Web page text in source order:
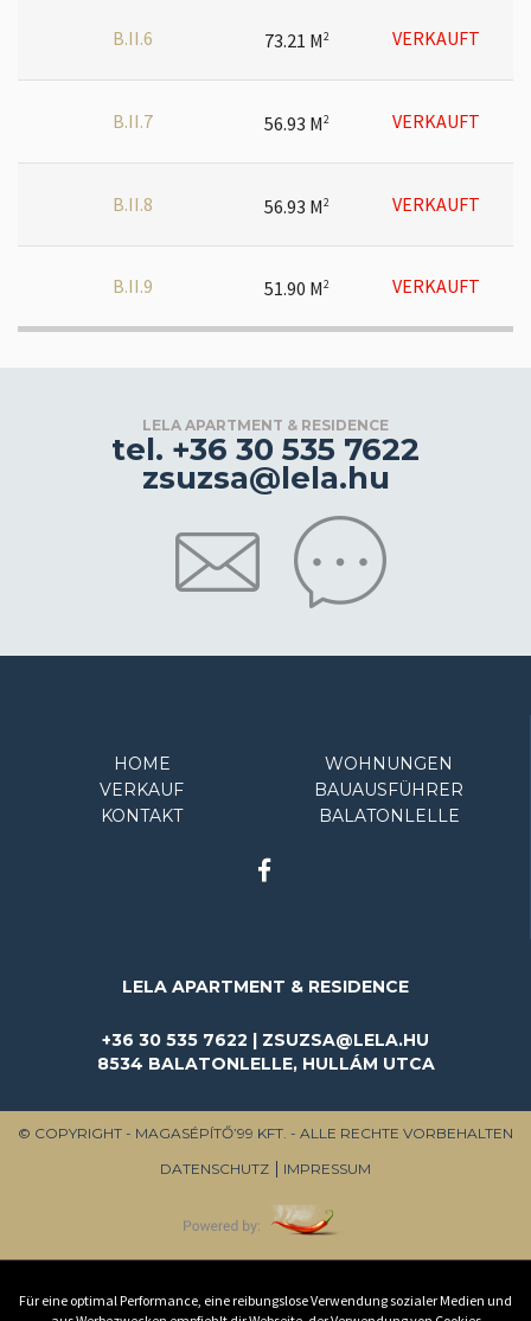
B.II.6 73.21 M2 VERKAUFT
B.II.7 56.93 M2 VERKAUFT
B.II.8 56.93 M2 VERKAUFT
B.II.9 51.90 M2 VERKAUFT
LELA APARTMENT & RESIDENCE
tel. +36 30 535 7622
zsuzsa@lela.hu
HOME
WOHNUNGEN
VERKAUF
BAUAUSFÜHRER
KONTAKT
BALATONLELLE
LELA APARTMENT & RESIDENCE
+36 30 535 7622 | ZSUZSA@LELA.HU
8534 BALATONLELLE, HULLÁM UTCA
© COPYRIGHT - MAGASÉPÍTŐ’99 KFT. - ALLE RECHTE VORBEHALTEN
DATENSCHUTZ
IMPRESSUM
Für eine optimal Performance, eine reibungslose Verwendung sozialer Medien und